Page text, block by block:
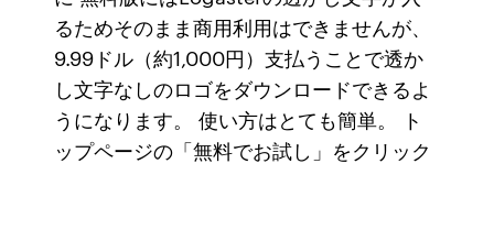
るためそのまま商用利用はできませんが、
9.99ドル（約1,000円）支払うことで透か
し文字なしのロゴをダウンロードできるよ
うになります。 使い方はとても簡単。 ト
ップページの「無料でお試し」をクリック